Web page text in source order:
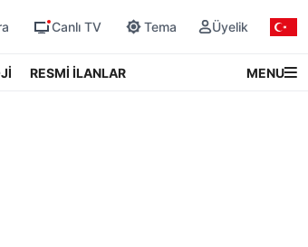
Canlı TV Tema Üyelik
RESMİ İLANLAR MENU